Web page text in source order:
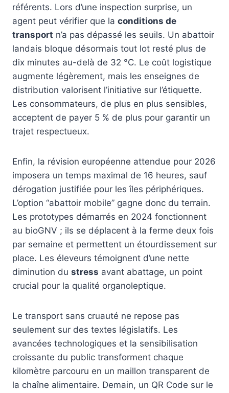
référents. Lors d’une inspection surprise, un
agent peut vérifier que la conditions de
transport n’a pas dépassé les seuils. Un abattoir
landais bloque désormais tout lot resté plus de
dix minutes au-delà de 32 °C. Le coût logistique
augmente légèrement, mais les enseignes de
distribution valorisent l’initiative sur l’étiquette.
Les consommateurs, de plus en plus sensibles,
acceptent de payer 5 % de plus pour garantir un
trajet respectueux.
Enfin, la révision européenne attendue pour 2026
imposera un temps maximal de 16 heures, sauf
dérogation justifiée pour les îles périphériques.
L’option “abattoir mobile” gagne donc du terrain.
Les prototypes démarrés en 2024 fonctionnent
au bioGNV ; ils se déplacent à la ferme deux fois
par semaine et permettent un étourdissement sur
place. Les éleveurs témoignent d’une nette
diminution du stress avant abattage, un point
crucial pour la qualité organoleptique.
Le transport sans cruauté ne repose pas
seulement sur des textes législatifs. Les
avancées technologiques et la sensibilisation
croissante du public transforment chaque
kilomètre parcouru en un maillon transparent de
la chaîne alimentaire. Demain, un QR Code sur le